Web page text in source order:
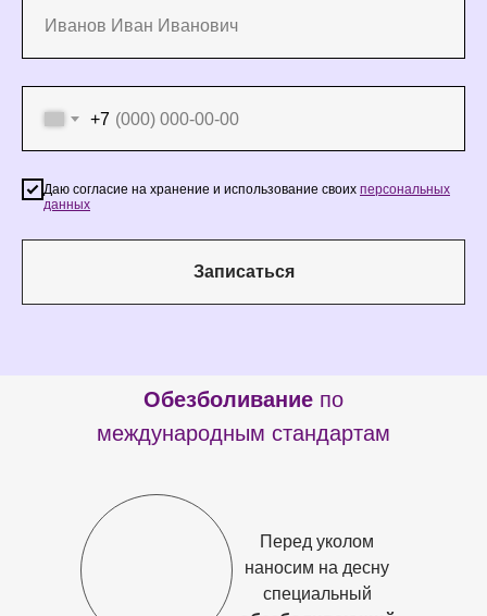
+7
Даю согласие на хранение и использование своих персональных
данных
Записаться
Перед уколом
наносим на десну
специальный
Обезболивание по
международным стандартам